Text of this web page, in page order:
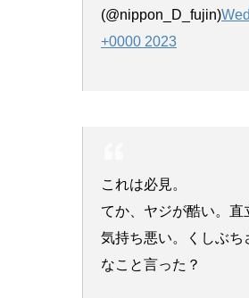
(@nippon_D_fujin)
+0000 2023
これは必見。
てか、ヤジが酷い。直
気持ち悪い。くしぶち
なこと言った？